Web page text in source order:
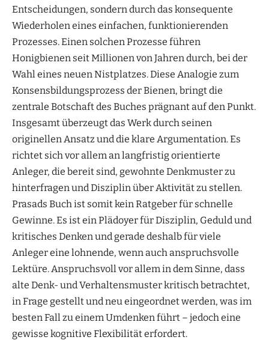
Entscheidungen, sondern durch das konsequente
Wiederholen eines einfachen, funktionierenden
Prozesses. Einen solchen Prozesse führen
Honigbienen seit Millionen von Jahren durch, bei der
Wahl eines neuen Nistplatzes. Diese Analogie zum
Konsensbildungsprozess der Bienen, bringt die
zentrale Botschaft des Buches prägnant auf den Punkt.
Insgesamt überzeugt das Werk durch seinen
originellen Ansatz und die klare Argumentation. Es
richtet sich vor allem an langfristig orientierte
Anleger, die bereit sind, gewohnte Denkmuster zu
hinterfragen und Disziplin über Aktivität zu stellen.
Prasads Buch ist somit kein Ratgeber für schnelle
Gewinne. Es ist ein Plädoyer für Disziplin, Geduld und
kritisches Denken und gerade deshalb für viele
Anleger eine lohnende, wenn auch anspruchsvolle
Lektüre. Anspruchsvoll vor allem in dem Sinne, dass
alte Denk- und Verhaltensmuster kritisch betrachtet,
in Frage gestellt und neu eingeordnet werden, was im
besten Fall zu einem Umdenken führt – jedoch eine
gewisse kognitive Flexibilität erfordert.